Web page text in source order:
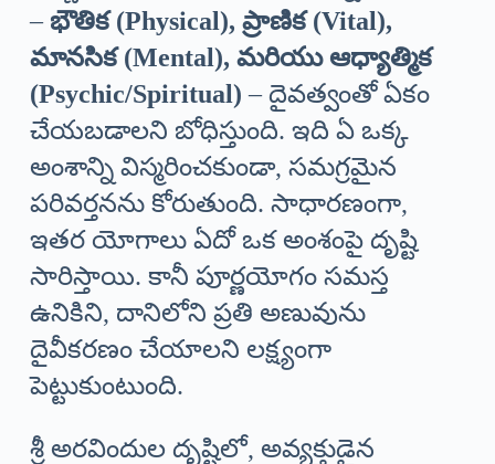
– భౌతిక (Physical), ప్రాణిక (Vital),
మానసిక (Mental), మరియు ఆధ్యాత్మిక
(Psychic/Spiritual) – దైవత్వంతో ఏకం
చేయబడాలని బోధిస్తుంది. ఇది ఏ ఒక్క
అంశాన్ని విస్మరించకుండా, సమగ్రమైన
పరివర్తనను కోరుతుంది. సాధారణంగా,
ఇతర యోగాలు ఏదో ఒక అంశంపై దృష్టి
సారిస్తాయి. కానీ పూర్ణయోగం సమస్త
ఉనికిని, దానిలోని ప్రతి అణువును
దైవీకరణం చేయాలని లక్ష్యంగా
పెట్టుకుంటుంది.
శ్రీ అరవిందుల దృష్టిలో, అవ్యక్తుడైన